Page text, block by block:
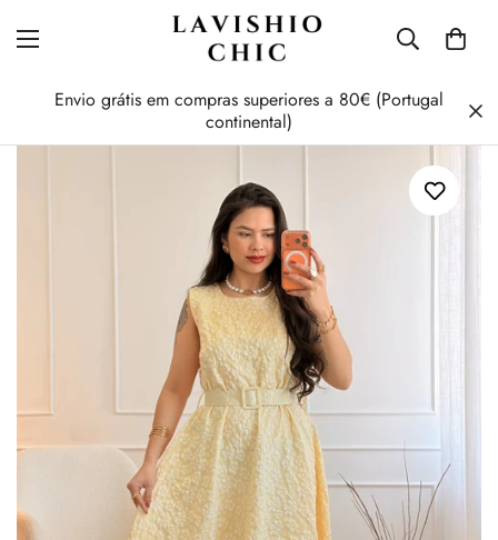
Envio grátis em compras superiores a 80€ (Portugal
continental)